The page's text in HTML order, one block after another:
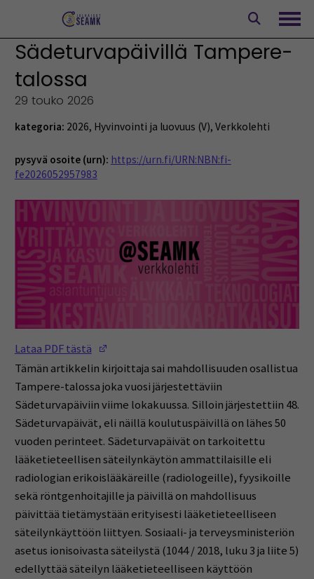
Sädeturvapäivillä Tampere-
talossa
29 touko 2026
kategoria: 2026, Hyvinvointi ja luovuus (V), Verkkolehti
pysyvä osoite (urn): https://urn.fi/URN:NBN:fi-
fe2026052957983
Lataa PDF tästä
Tämän artikkelin kirjoittaja sai mahdollisuuden osallistua
Tampere-talossa joka vuosi järjestettäviin
Sädeturvapäiviin viime lokakuussa. Silloin järjestettiin 48.
Sädeturvapäivät, eli näillä koulutuspäivillä on lähes 50
vuoden perinteet. Sädeturvapäivät on tarkoitettu
lääketieteellisen säteilynkäytön ammattilaisille eli
radiologian erikoislääkäreille (radiologeille), fyysikoille
sekä röntgenhoitajille ja päivillä on mahdollisuus
päivittää tietämystään erityisesti lääketieteelliseen
säteilynkäyttöön liittyen. Sosiaali- ja terveysministeriön
asetus ionisoivasta säteilystä (1044 / 2018, luku 3 ja liite 5)
edellyttää säteilyn lääketieteelliseen käyttöön